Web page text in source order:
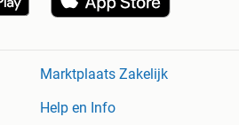
Marktplaats Zakelijk
Help en Info